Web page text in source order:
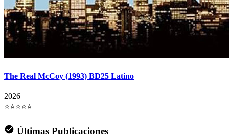
The Real McCoy (1993) BD25 Latino
2026
⭐⭐⭐⭐⭐
Últimas Publicaciones